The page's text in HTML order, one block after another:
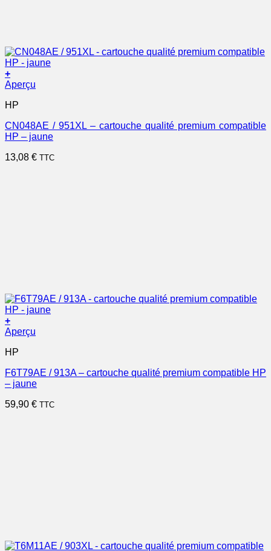
+
Aperçu
HP
CN048AE / 951XL – cartouche qualité premium compatible
HP – jaune
13,08 € TTC
+
Aperçu
HP
F6T79AE / 913A – cartouche qualité premium compatible HP
– jaune
59,90 € TTC